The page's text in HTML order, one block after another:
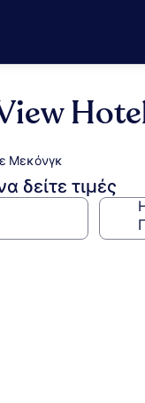
Μεκόνγκ
δείτε τιμές